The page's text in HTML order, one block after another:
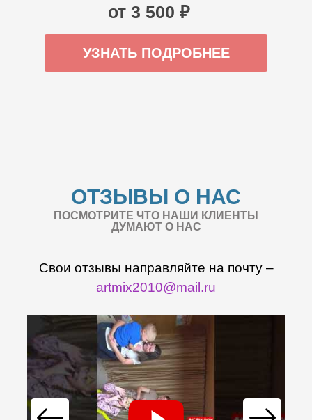
от 3 500 ₽
УЗНАТЬ ПОДРОБНЕЕ
ОТЗЫВЫ О НАС
ПОСМОТРИТЕ ЧТО НАШИ КЛИЕНТЫ
ДУМАЮТ О НАС
Свои отзывы направляйте на почту –
artmix2010@mail.ru